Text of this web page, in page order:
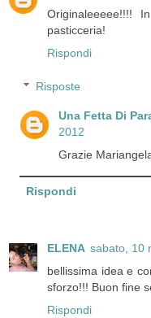
pasticceria!
Rispondi
Risposte
Una Fetta Di
2012
Grazie
Rispondi
ELENA sabato, 10
bellissima idea e
sforzo!!! Buon fine
Rispondi